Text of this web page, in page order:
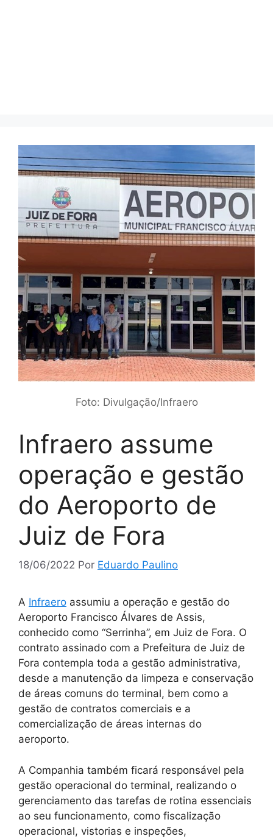
Foto: Divulgação/Infraero
Infraero assume
operação e gestão
do Aeroporto de
Juiz de Fora
18/06/2022 Por Eduardo Paulino
A Infraero assumiu a operação e gestão do
Aeroporto Francisco Álvares de Assis,
conhecido como “Serrinha”, em Juiz de Fora. O
contrato assinado com a Prefeitura de Juiz de
Fora contempla toda a gestão administrativa,
desde a manutenção da limpeza e conservação
de áreas comuns do terminal, bem como a
gestão de contratos comerciais e a
comercialização de áreas internas do
aeroporto.
A Companhia também ficará responsável pela
gestão operacional do terminal, realizando o
gerenciamento das tarefas de rotina essenciais
ao seu funcionamento, como fiscalização
operacional, vistorias e inspeções,